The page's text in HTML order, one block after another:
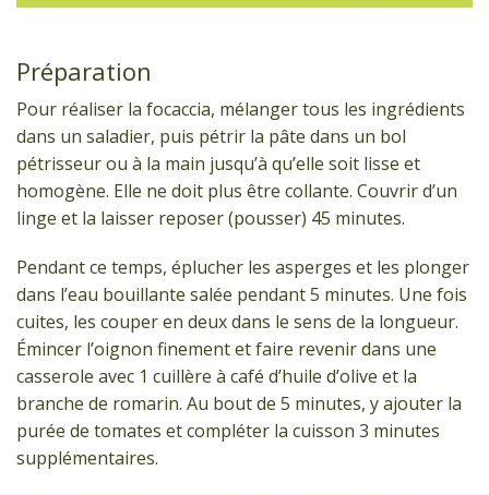
Préparation
Pour réaliser la focaccia, mélanger tous les ingrédients
dans un saladier, puis pétrir la pâte dans un bol
pétrisseur ou à la main jusqu’à qu’elle soit lisse et
homogène. Elle ne doit plus être collante. Couvrir d’un
linge et la laisser reposer (pousser) 45 minutes.
Pendant ce temps, éplucher les asperges et les plonger
dans l’eau bouillante salée pendant 5 minutes. Une fois
cuites, les couper en deux dans le sens de la longueur.
Émincer l’oignon finement et faire revenir dans une
casserole avec 1 cuillère à café d’huile d’olive et la
branche de romarin. Au bout de 5 minutes, y ajouter la
purée de tomates et compléter la cuisson 3 minutes
supplémentaires.